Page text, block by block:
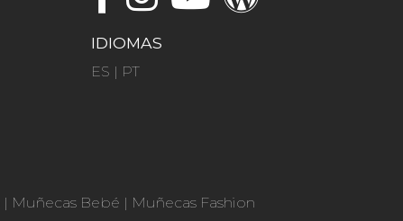
IDIOMAS
ES | PT
| Muñecas Bebé | Muñecas Fashion